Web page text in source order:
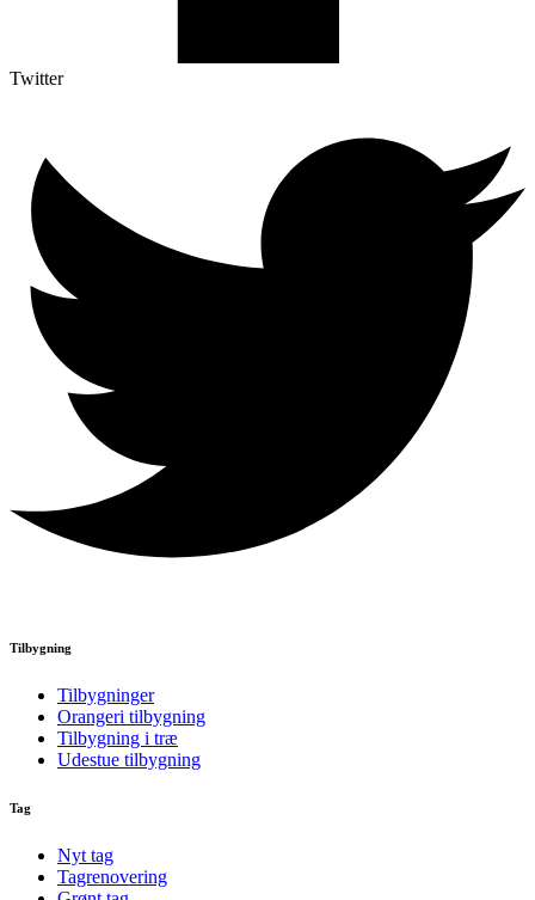
Twitter
Tilbygning
Tilbygninger
Orangeri tilbygning
Tilbygning i træ
Udestue tilbygning
Tag
Nyt tag
Tagrenovering